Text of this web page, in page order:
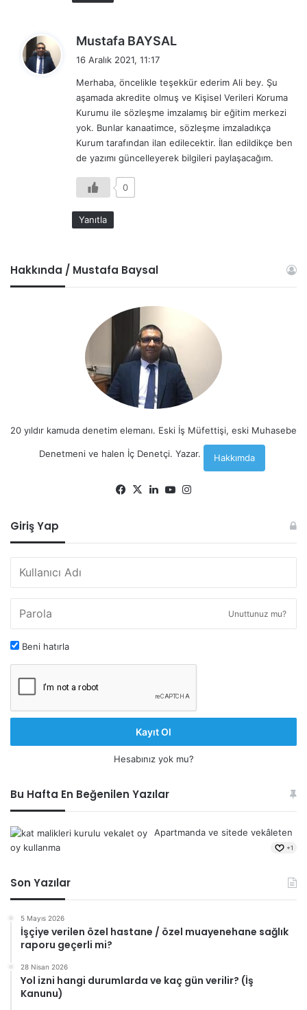
Mustafa BAYSAL
i
k
i
16 Aralık 2021, 11:17
Merhaba, öncelikle teşekkür ederim Ali bey. Şu
aşamada akredite olmuş ve Kişisel Verileri Koruma
Kurumu ile sözleşme imzalamış bir eğitim merkezi
yok. Bunlar kanaatimce, sözleşme imzaladıkça
Kurum tarafından ilan edilecektir. İlan edildikçe ben
de yazımı güncelleyerek bilgileri paylaşacağım.
0
Yanıtla
Hakkında / Mustafa Baysal
20 yıldır kamuda denetim elemanı. Eski İş Müfettişi, eski Muhasebe
Denetmeni ve halen İç Denetçi. Yazar. Hakkımda
Facebook
X LinkedInYouTube
Giriş Yap
Unuttunuz mu?
Beni hatırla
Kayıt Ol
Hesabınız yok mu?
Bu Hafta En Beğenilen Yazılar
Apartmanda ve sitede vekâleten
oy kullanma
+1
Son Yazılar
5 Mayıs 2026
İşçiye verilen özel hastane / özel muayenehane sağlık
raporu geçerli mi?
28 Nisan 2026
Yol izni hangi durumlarda ve kaç gün verilir? (İş
Kanunu)